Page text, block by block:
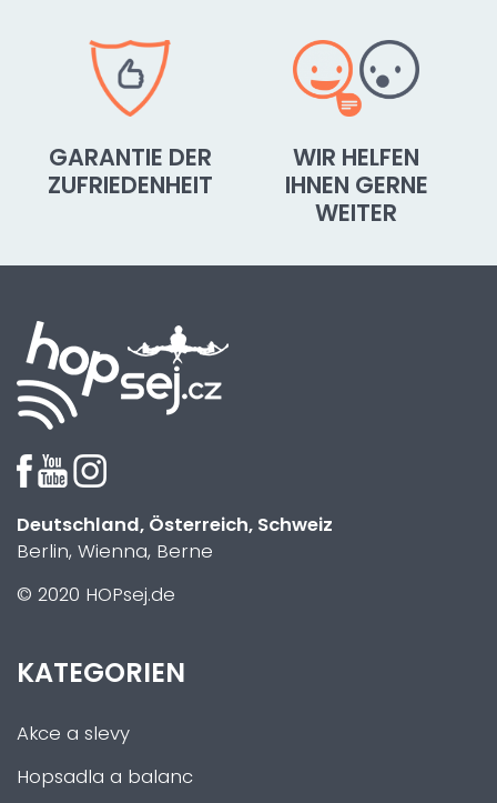
GARANTIE DER
ZUFRIEDENHEIT
WIR HELFEN
IHNEN GERNE
WEITER
Deutschland, Österreich, Schweiz
Berlin, Wienna, Berne
© 2020 HOPsej.de
KATEGORIEN
Akce a slevy
Hopsadla a balanc